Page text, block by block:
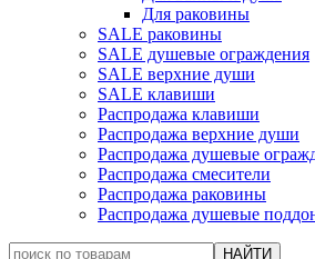
Для раковины
SALE раковины
SALE душевые ограждения
SALE верхние души
SALE клавиши
Распродажа клавиши
Распродажа верхние души
Распродажа душевые
Распродажа смесители
Распродажа раковины
Распродажа душевые